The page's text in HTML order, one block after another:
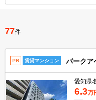
77件
PR 賃貸マンション パークア
愛知県
6.3万